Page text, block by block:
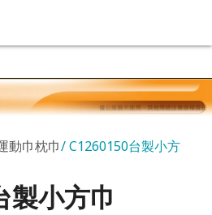
動巾枕巾 C1260150台製小方
製小方巾